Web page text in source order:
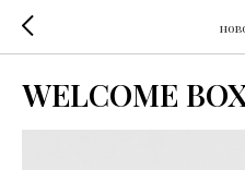
WELCOME